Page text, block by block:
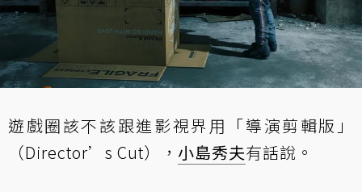
遊戲圈該不該跟進影視界用「導演剪輯版」
（Director’s Cut）， 小島秀夫有話說。